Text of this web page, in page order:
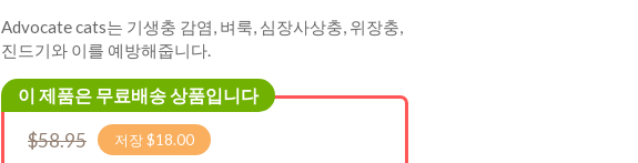
Advocate cats는 기생충 감염, 벼룩, 심장사상충, 위장충,
진드기와 이를 예방해줍니다.
이 제품은 무료배송 상품입니다
$58.95 저장 $18.00